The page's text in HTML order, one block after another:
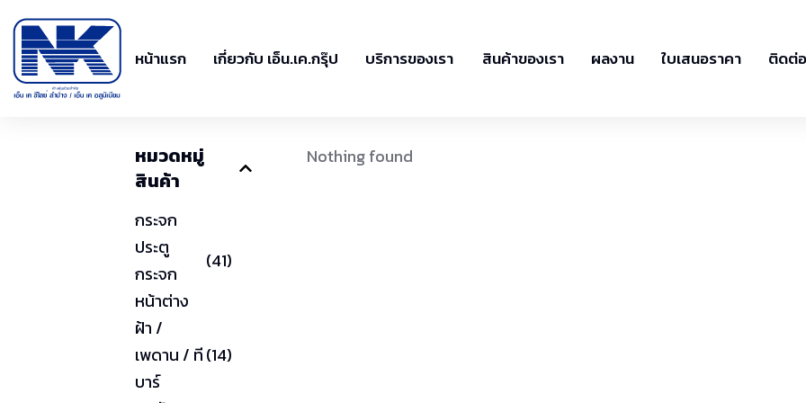
หน้าแรก เกี่ยวกับ เอ็น.เค.กรุ๊ป บริการของเรา สินค้าของเรา ผลงาน ใบเสนอราคา ติดต่
หมวดหมู่
สินค้า
กระจก
ประตู
กระจก
หน้าต่าง
(41)
ฝ้า /
เพดาน / ที
บาร์
(14)
Nothing found